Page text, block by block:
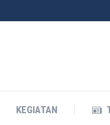
KEGIATAN
KEGIATAN